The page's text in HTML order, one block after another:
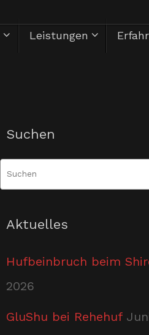
Herzlich
Leistungen
Suchen
Aktuelles
Hufbeinbruch beim
2026
GluShu bei Rehehuf